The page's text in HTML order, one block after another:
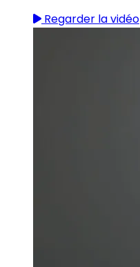
Regarder la vidéo